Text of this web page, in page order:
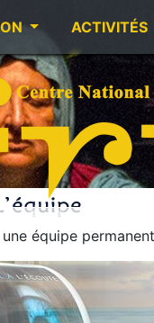
ACTIVITÉS
équipe